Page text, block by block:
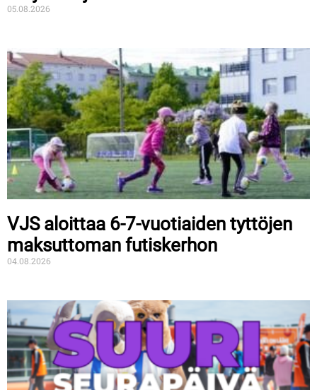
05.08.2026
VJS aloittaa 6-7-vuotiaiden tyttöjen
maksuttoman futiskerhon
04.08.2026